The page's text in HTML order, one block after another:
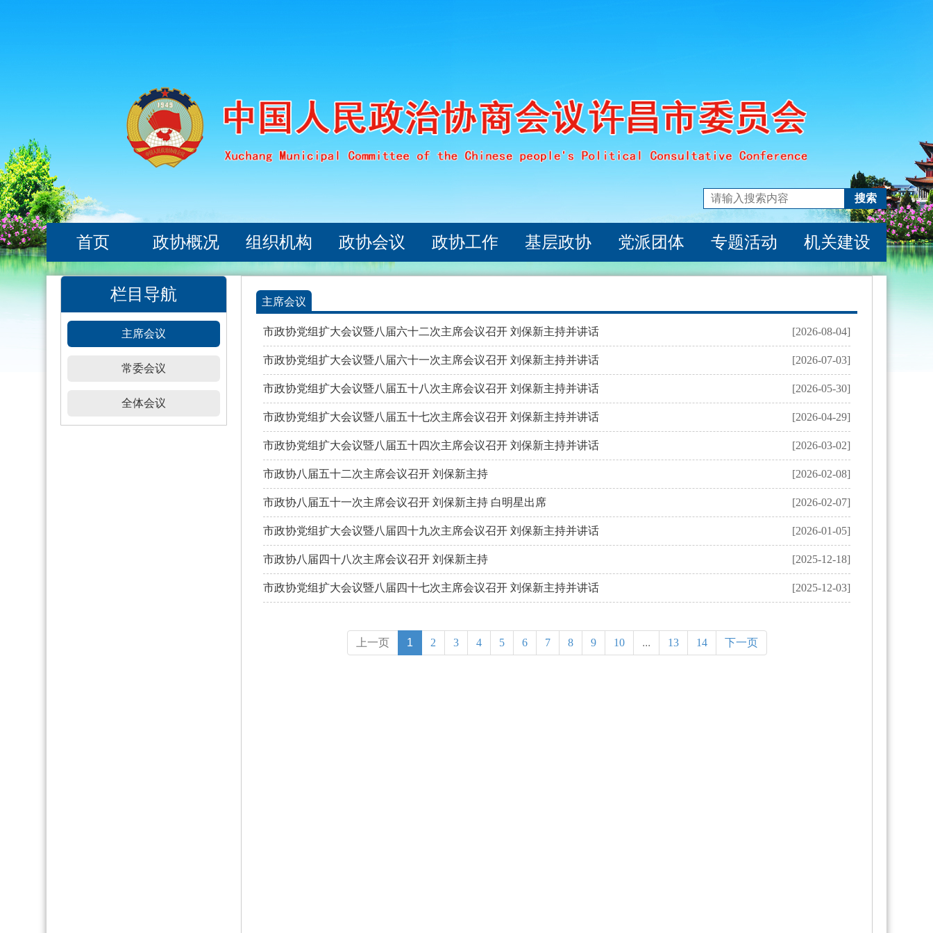
搜索
首页 政协概况 组织机构 政协会议 政协工作 基层政协 党派团体 专题活动 机关建设
栏目导航
主席会议
常委会议
全体会议
主席会议
市政协党组扩大会议暨八届六十二次主席会议召开 刘保新主持并讲话 [2026-08-04]
市政协党组扩大会议暨八届六十一次主席会议召开 刘保新主持并讲话 [2026-07-03]
市政协党组扩大会议暨八届五十八次主席会议召开 刘保新主持并讲话 [2026-05-30]
市政协党组扩大会议暨八届五十七次主席会议召开 刘保新主持并讲话 [2026-04-29]
市政协党组扩大会议暨八届五十四次主席会议召开 刘保新主持并讲话 [2026-03-02]
市政协八届五十二次主席会议召开 刘保新主持 [2026-02-08]
市政协八届五十一次主席会议召开 刘保新主持 白明星出席 [2026-02-07]
市政协党组扩大会议暨八届四十九次主席会议召开 刘保新主持并讲话 [2026-01-05]
市政协八届四十八次主席会议召开 刘保新主持 [2025-12-18]
市政协党组扩大会议暨八届四十七次主席会议召开 刘保新主持并讲话 [2025-12-03]
上一页 1 2 3 4 5 6 7 8 9 10 ... 13 14 下一页